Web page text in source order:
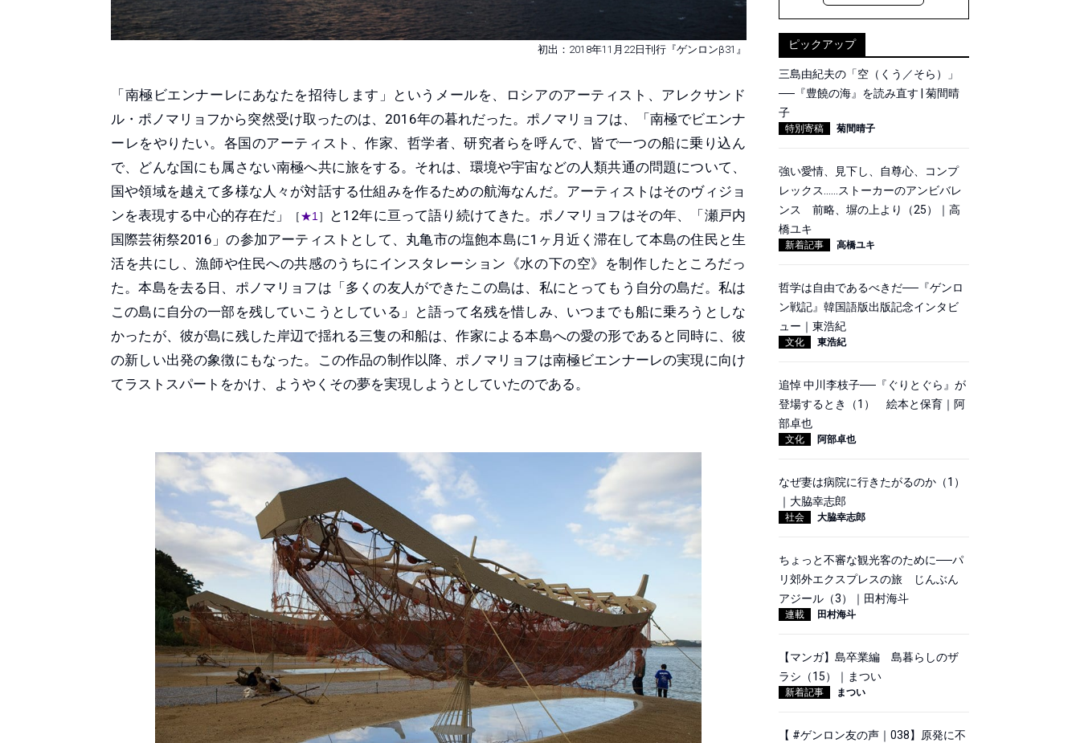
初出：2018年11月22日刊行『ゲンロンβ31』
「南極ビエンナーレにあなたを招待します」というメールを、ロシアのアーティスト、アレクサンド
ル・ポノマリョフから突然受け取ったのは、2016年の暮れだった。ポノマリョフは、「南極でビエンナ
ーレをやりたい。各国のアーティスト、作家、哲学者、研究者らを呼んで、皆で一つの船に乗り込ん
で、どんな国にも属さない南極へ共に旅をする。それは、環境や宇宙などの人類共通の問題について、
国や領域を越えて多様な人々が対話する仕組みを作るための航海なんだ。アーティストはそのヴィジョ
ンを表現する中心的存在だ」
［ ★1 ］
と12年に亘って語り続けてきた。ポノマリョフはその年、「瀬戸内
国際芸術祭2016」の参加アーティストとして、丸亀市の塩飽本島に1ヶ月近く滞在して本島の住民と生
活を共にし、漁師や住民への共感のうちにインスタレーション《水の下の空》を制作したところだっ
た。本島を去る日、ポノマリョフは「多くの友人ができたこの島は、私にとってもう自分の島だ。私は
この島に自分の一部を残していこうとしている」と語って名残を惜しみ、いつまでも船に乗ろうとしな
かったが、彼が島に残した岸辺で揺れる三隻の和船は、作家による本島への愛の形であると同時に、彼
の新しい出発の象徴にもなった。この作品の制作以降、ポノマリョフは南極ビエンナーレの実現に向け
てラストスパートをかけ、ようやくその夢を実現しようとしていたのである。
ピックアップ
三島由紀夫の「空（くう／そら）」
──『豊饒の海』を読み直す | 菊間晴
子
特別寄稿 菊間晴子
強い愛情、見下し、自尊心、コンプ
レックス……ストーカーのアンビバレ
ンス 前略、塀の上より（25）｜高
橋ユキ
新着記事 高橋ユキ
哲学は自由であるべきだ──『ゲンロ
ン戦記』韓国語版出版記念インタビ
ュー｜東浩紀
文化 東浩紀
追悼 中川李枝子──『ぐりとぐら』が
登場するとき（1） 絵本と保育｜阿
部卓也
文化 阿部卓也
なぜ妻は病院に行きたがるのか（1）
｜大脇幸志郎
社会 大脇幸志郎
ちょっと不審な観光客のために──パ
リ郊外エクスプレスの旅 じんぶん
アジール（3）｜田村海斗
連載 田村海斗
【マンガ】島卒業編 島暮らしのザ
ラシ（15）｜まつい
新着記事 まつい
【 #ゲンロン友の声｜038】原発に不